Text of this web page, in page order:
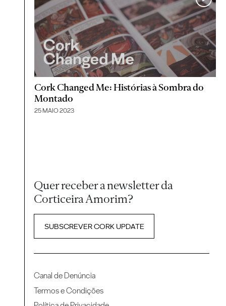
Cork Changed Me: Histórias à Sombra do
Montado
25 MAIO 2023
Quer receber a newsletter da
Corticeira Amorim?
SUBSCREVER CORK UPDATE
Canal de Denúncia
Termos e Condições